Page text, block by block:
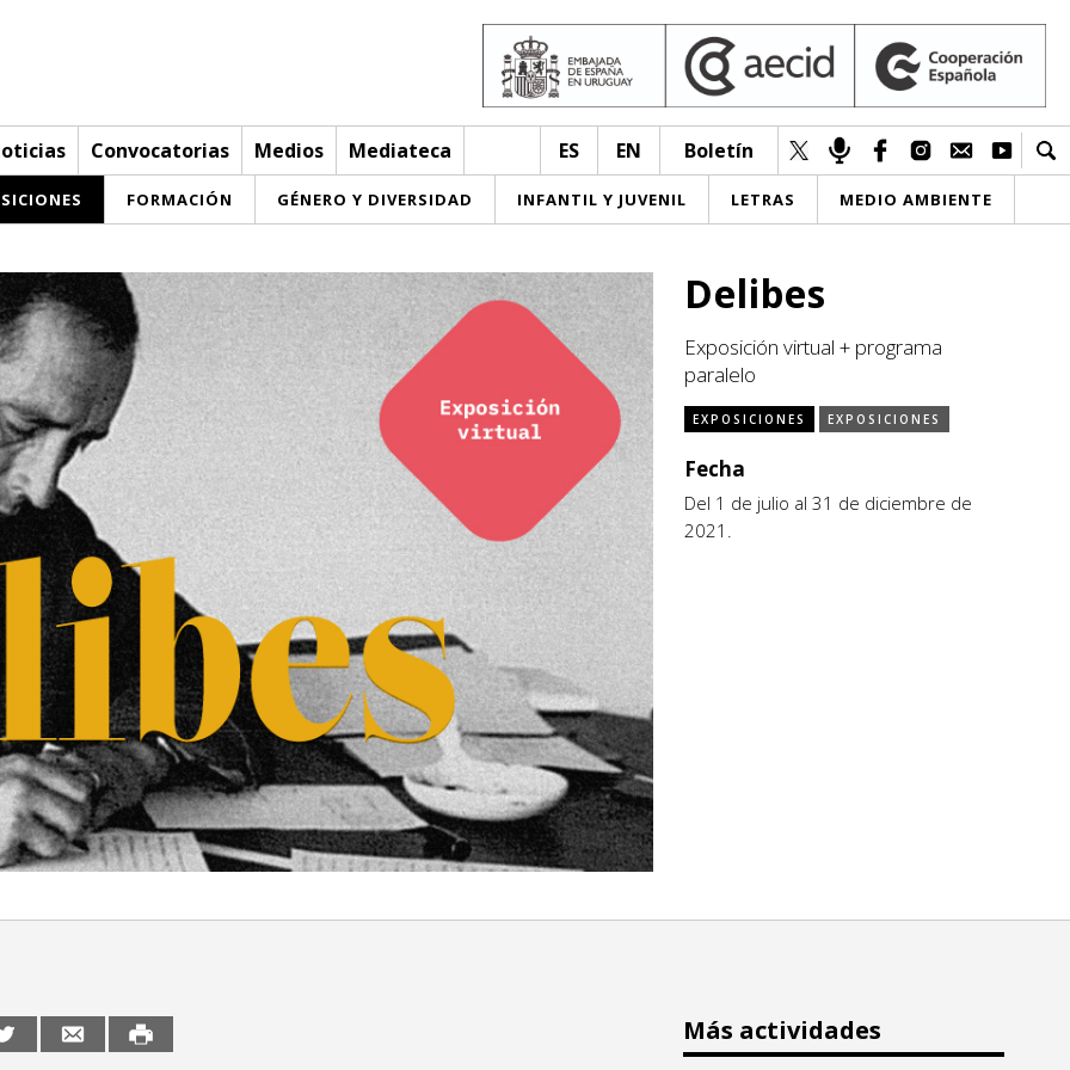
Convocatorias Medios Mediateca ES EN Boletín
FORMACIÓN GÉNERO Y DIVERSIDAD INFANTIL Y JUVENIL LETRAS MEDIO AMBIENTE
Delibes
Exposición virtual + programa
paralelo
EXPOSICIONES EXPOSICIONES
Fecha
Del 1 de julio al 31 de diciembre de
2021.
Más actividades